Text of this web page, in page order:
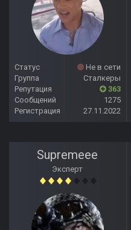
Статус
Не в сети
Группа
Сталкеры
Репутация
363
Сообщений
1275
Регистрация
27.11.2022
Supremeee
Эксперт